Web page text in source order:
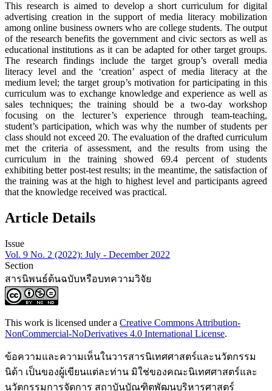
This research is aimed to develop a short curriculum for digital
advertising creation in the support of media literacy mobilization
among online business owners who are college students. The output
of the research benefits the government and civic sectors as well as
educational institutions as it can be adapted for other target groups.
The research findings include the target group’s overall media
literacy level and the ‘creation’ aspect of media literacy at the
medium level; the target group’s motivation for participating in this
curriculum was to exchange knowledge and experience as well as
sales techniques; the training should be a two-day workshop
focusing on the lecturer’s experience through team-teaching,
student’s participation, which was why the number of students per
class should not exceed 20. The evaluation of the drafted curriculum
met the criteria of assessment, and the results from using the
curriculum in the training showed 69.4 percent of students
exhibiting better post-test results; in the meantime, the satisfaction of
the training was at the high to highest level and participants agreed
that the knowledge received was practical.
Article Details
Issue
Vol. 9 No. 2 (2022): July - December 2022
Section
สารนิพนธ์ต้นฉบับหรือบทความวิจัย
This work is licensed under a Creative Commons Attribution-
NonCommercial-NoDerivatives 4.0 International License.
ข้อความและความเห็นในวารสารนิเทศศาสตร์และนวัตกรรม
นิด้า เป็นของผู้เขียนแต่ละท่าน มิใช่ของคณะนิเทศศาสตร์และ
นวัตกรรมการจัดการ สถาบันบัณฑิตพัฒนบริหารศาสตร์